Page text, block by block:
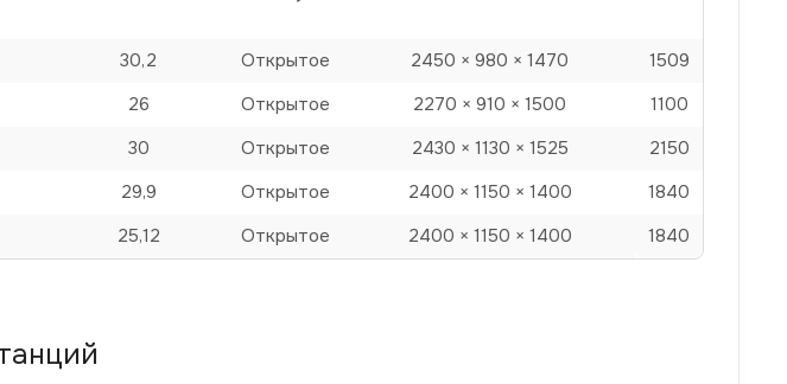
30,2 Открытое 2450 × 980 × 1470
1509
26 Открытое 2270 × 910 × 1500
1100
30 Открытое 2430 × 1130 × 1525
2150
29,9 Открытое 2400 × 1150 × 1400
1840
25,12 Открытое 2400 × 1150 × 1400 1840